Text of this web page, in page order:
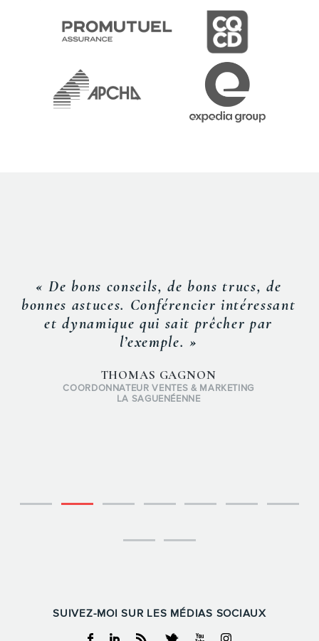
« De bons conseils, de bons trucs, de
bonnes astuces. Conférencier intéressant
et dynamique qui sait prêcher par
l’exemple. »
THOMAS GAGNON
COORDONNATEUR VENTES & MARKETING
LA SAGUENÉENNE
SUIVEZ-MOI SUR LES MÉDIAS SOCIAUX
Facebook
LinkedinRSS TwitterYoutubeInstagram